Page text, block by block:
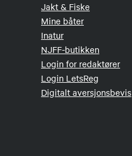
Jakt & Fiske
Mine båter
Inatur
NJFF-butikken
Login for redaktører
Login LetsReg
Digitalt aversjonsbevis